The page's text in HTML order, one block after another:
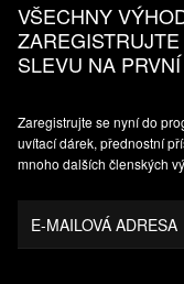
VŠECHNY
SLEVU NA
Zaregistrujte se nyní do
uvítací dárek, přednostní
mnoho dalších členských
E-MAILOVÁ ADRESA